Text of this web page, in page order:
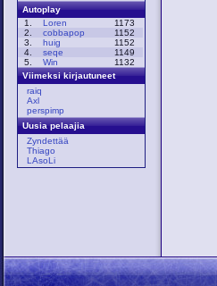
Autoplay
1.
Loren
1173
2.
cobbapop
1152
3.
huig
1152
4.
seqe
1149
5.
Win
1132
Viimeksi kirjautuneet
raiq
Axl
perspimp
Uusia pelaajia
Zyndettää
Thiago
LAsoLi